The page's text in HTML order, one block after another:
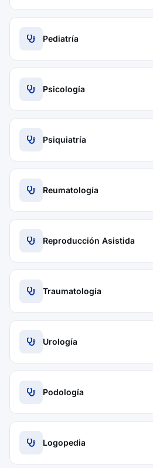
Pediatría
Psicología
Psiquiatría
Reumatología
Reproducción Asistida
Traumatología
Urología
Podología
Logopedia